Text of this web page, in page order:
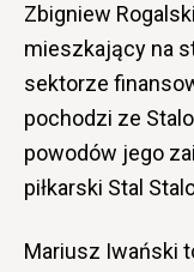
Zbigniew
mieszkający na
sektorze
pochodzi ze
powodów jego
piłkarski Stal
Mariusz Iwański